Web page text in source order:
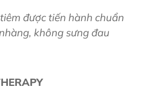
được tiến hành chuẩn
không sưng đau